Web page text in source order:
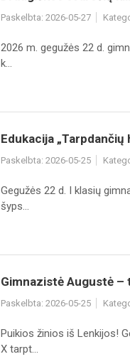
Paskelbta: 2026-05-27
2026 m. gegužės 22 d.
k...
Edukacija
Paskelbta: 2026-05-25
Gegužės 22 d. I klasių
šyps...
Gimnazistė Augustė
Paskelbta: 2026-05-25
Puikios žinios iš Lenkijos!
X tarpt...